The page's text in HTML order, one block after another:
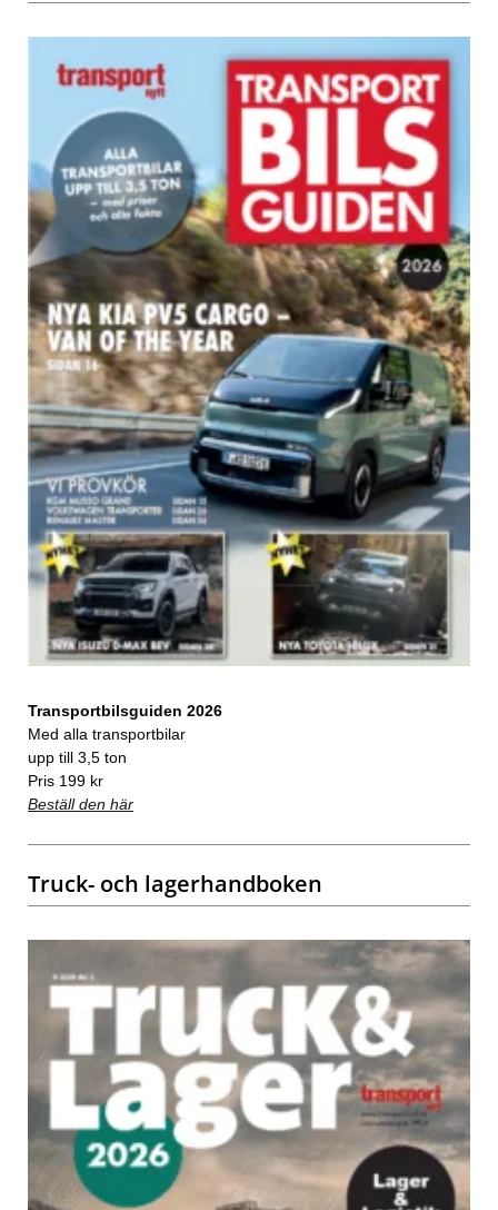
Transportbilsguiden 2026
Med alla transportbilar
upp till 3,5 ton
Pris 199 kr
Beställ den här
Truck- och lagerhandboken